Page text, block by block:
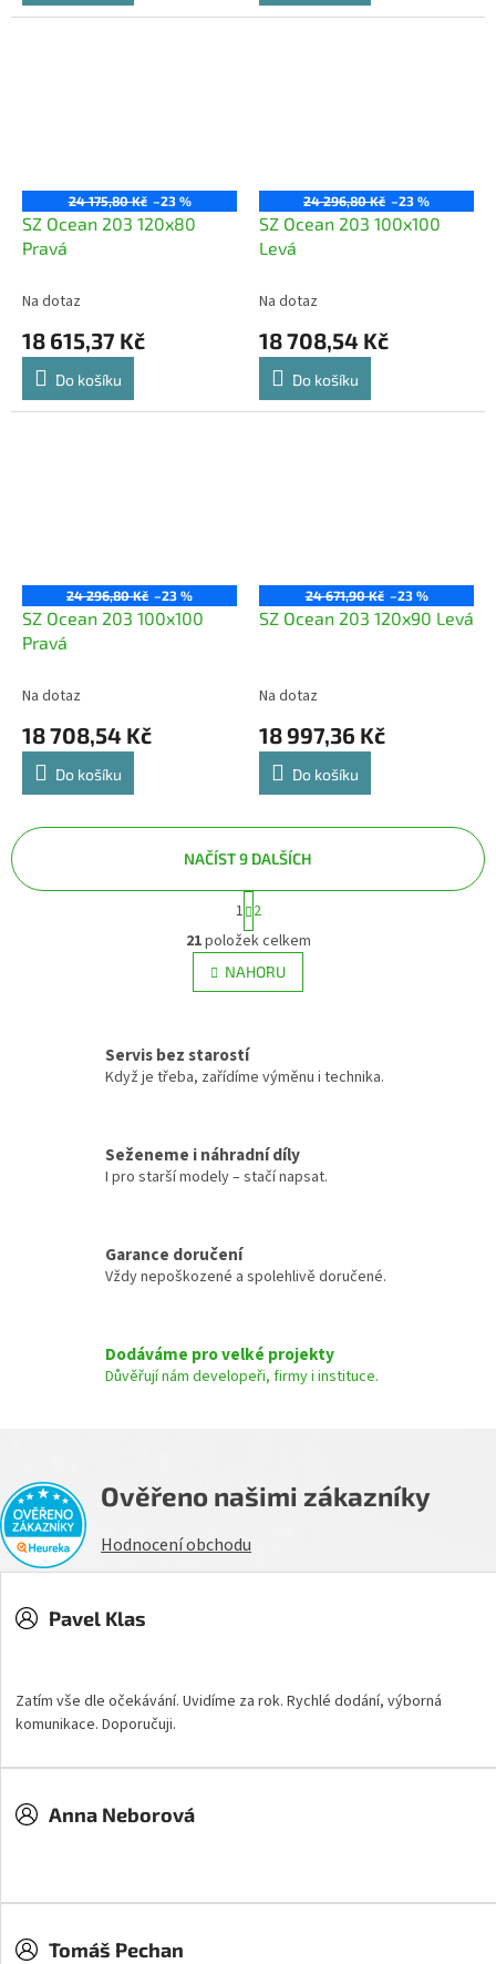
24 175,80 Kč –23 %
SZ Ocean 203 120x80
Pravá
Na dotaz
18 615,37 Kč
Do košíku
24 296,80 Kč –23 %
SZ Ocean 203 100x100
Levá
Na dotaz
18 708,54 Kč
Do košíku
24 296,80 Kč –23 %
SZ Ocean 203 100x100
Pravá
Na dotaz
18 708,54 Kč
Do košíku
24 671,90 Kč –23 %
SZ Ocean 203 120x90 Levá
Na dotaz
18 997,36 Kč
Do košíku
O
v
l
á
c
í
p
k
y
s
NAČÍST 9 DALŠÍCH
S
t
r
á
n
k
á
n
í
1 2
21položek celkem
NAHORU
Servis bez starostí
Když je třeba, zařídíme výměnu i technika.
Seženeme i náhradní díly
I pro starší modely – stačí napsat.
Garance doručení
Vždy nepoškozené a spolehlivě doručené.
Dodáváme pro velké projekty
Důvěřují nám developeři, firmy i instituce.
Ověřeno našimi zákazníky
Hodnocení obchodu
Pavel Klas
Zatím vše dle očekávání. Uvidíme za rok. Rychlé dodání, výborná
komunikace. Doporučuji.
Anna Neborová
Tomáš Pechan